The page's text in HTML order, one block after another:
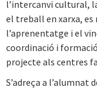
l’intercanvi cultural,
el treball en xarxa,
l’aprenentatge i el
coordinació i
projecte als centres
S’adreça a l’alumnat